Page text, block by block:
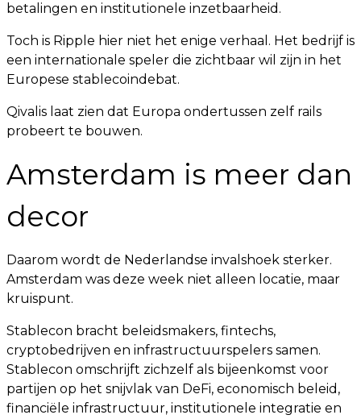
betalingen en institutionele inzetbaarheid.
Toch is Ripple hier niet het enige verhaal. Het bedrijf is
een internationale speler die zichtbaar wil zijn in het
Europese stablecoindebat.
Qivalis laat zien dat Europa ondertussen zelf rails
probeert te bouwen.
Amsterdam is meer dan
decor
Daarom wordt de Nederlandse invalshoek sterker.
Amsterdam was deze week niet alleen locatie, maar
kruispunt.
Stablecon bracht beleidsmakers, fintechs,
cryptobedrijven en infrastructuurspelers samen.
Stablecon omschrijft zichzelf als bijeenkomst voor
partijen op het snijvlak van DeFi, economisch beleid,
financiële infrastructuur, institutionele integratie en